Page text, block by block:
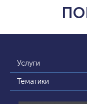
Услуги
Тематики